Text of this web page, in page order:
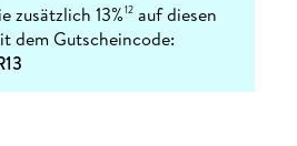
zusätzlich 13%12 auf diesen
dem Gutscheincode: